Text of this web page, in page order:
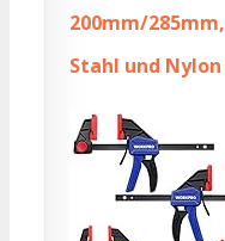
200mm/
Stahl und